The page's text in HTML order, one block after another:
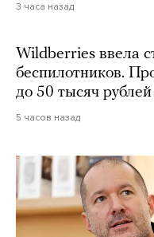
3 часа назад
Wildberries ввела
беспилотников.
до 50 тысяч
5 часов назад